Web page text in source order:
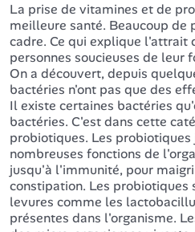
La prise de vitamines et de
meilleure santé. Beaucoup de
cadre. Ce qui explique l'attrait
personnes soucieuses de leur
On a découvert, depuis
bactéries n'ont pas que des
Il existe certaines bactéries
bactéries. C'est dans cette
probiotiques. Les
nombreuses fonctions de
jusqu'à l'immunité, pour
constipation. Les probiotiques
levures comme les
présentes dans l'organisme.